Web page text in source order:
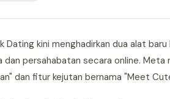
Dating kini menghadirkan dua alat
persahabatan secara online.
dan fitur kejutan bernama "Meet